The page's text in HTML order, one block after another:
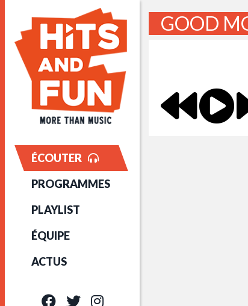
ÉCOUTER
PROGRAMMES
PLAYLIST
ÉQUIPE
ACTUS
GOOD